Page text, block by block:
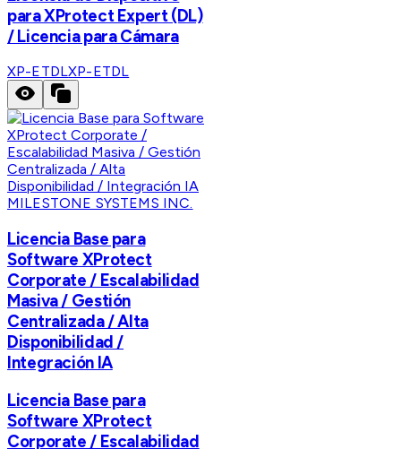
para XProtect Expert (DL)
/ Licencia para Cámara
XP-ETDLXP-ETDL
MILESTONE SYSTEMS INC.
Licencia Base para
Software XProtect
Corporate / Escalabilidad
Masiva / Gestión
Centralizada / Alta
Disponibilidad /
Integración IA
Licencia Base para
Software XProtect
Corporate / Escalabilidad